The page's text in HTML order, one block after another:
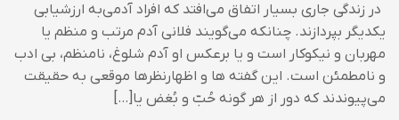
در زندگی جاری بسیار اتفاق می‌افتد که افراد آدمی‌به ارزشیابی
یکدیگر بپردازند. چنانکه می‌گویند فلانی آدم مرتب و منظم یا
مهربان و نیکوکار است و یا برعکس او آدم شلوغ، نامنظم، بی ادب
و نامطمئن است. این گفته ها و اظهارنظرها موقعی به حقیقت
می‌پیوندند که دور از هر گونه حُبّ و بُغض یا[…]